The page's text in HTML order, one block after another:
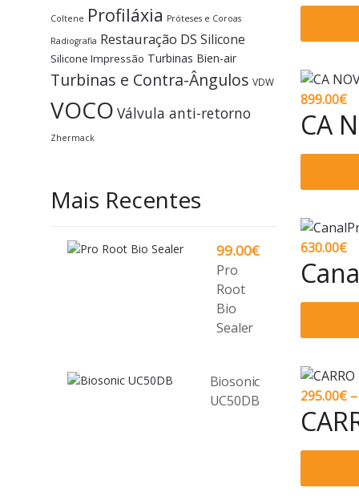
899.00€
CA
630.00€
295.00€ –
Coltene Profiláxia Próteses e Coroas
Radiografia Restauração DS Silicone
Silicone Impressão Turbinas Bien-air
Turbinas e Contra-Ângulos VDW
VOCO Válvula anti-retorno
Zhermack
Mais Recentes
99.00€
Pro
Root
Bio
Sealer
Biosonic
UC50DB